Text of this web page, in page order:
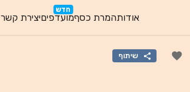
אודותהמרת כסף
חדש
מועדפיםיצירת קשר
שיתוף